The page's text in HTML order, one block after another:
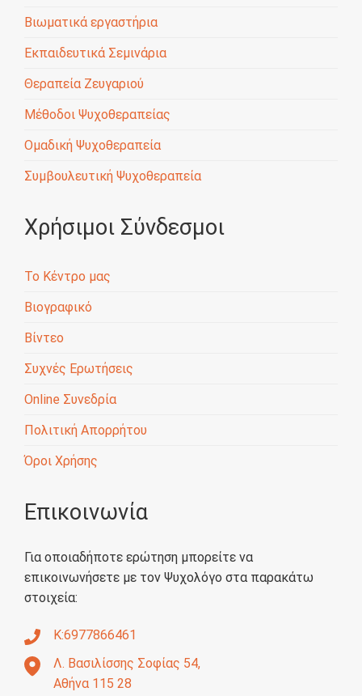
Βιωματικά εργαστήρια
Εκπαιδευτικά Σεμινάρια
Θεραπεία Ζευγαριού
Μέθοδοι Ψυχοθεραπείας
Ομαδική Ψυχοθεραπεία
Συμβουλευτική Ψυχοθεραπεία
Χρήσιμοι Σύνδεσμοι
Το Κέντρο μας
Βιογραφικό
Βίντεο
Συχνές Ερωτήσεις
Online Συνεδρία
Πολιτική Απορρήτου
Όροι Χρήσης
Επικοινωνία
Για οποιαδήποτε ερώτηση μπορείτε να
επικοινωνήσετε με τον Ψυχολόγο στα παρακάτω
στοιχεία:
Κ:6977866461
Λ. Βασιλίσσης Σοφίας 54,
Αθήνα 115 28